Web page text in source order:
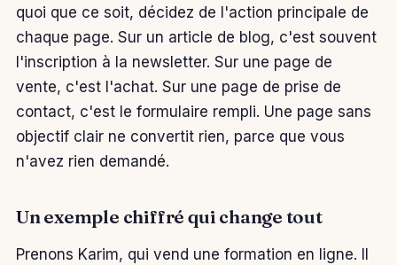
quoi que ce soit, décidez de l'action principale de
chaque page. Sur un article de blog, c'est souvent
l'inscription à la newsletter. Sur une page de
vente, c'est l'achat. Sur une page de prise de
contact, c'est le formulaire rempli. Une page sans
objectif clair ne convertit rien, parce que vous
n'avez rien demandé.
Un exemple chiffré qui change tout
Prenons Karim, qui vend une formation en ligne. Il